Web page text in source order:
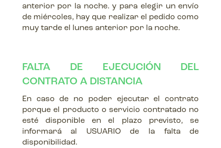
anterior por la noche. y para elegir un envío
de miércoles, hay que realizar el pedido como
muy tarde el lunes anterior por la noche.
FALTA DE EJECUCIÓN DEL
CONTRATO A DISTANCIA
En caso de no poder ejecutar el contrato
porque el producto o servicio contratado no
esté disponible en el plazo previsto, se
informará al USUARIO de la falta de
disponibilidad.